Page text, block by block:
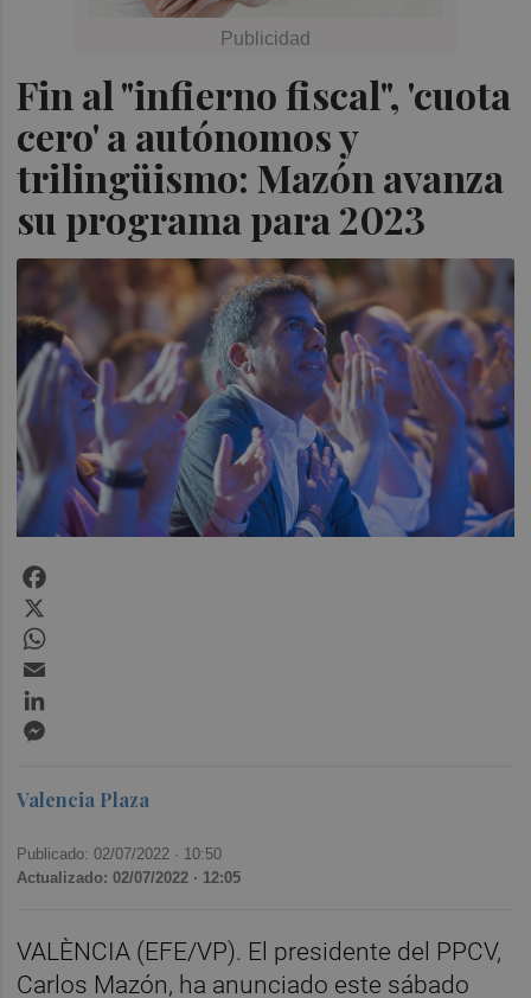
Fin al "infierno fiscal", 'cuota
cero' a autónomos y
trilingüismo: Mazón avanza
su programa para 2023
Valencia Plaza
Publicado: 02/07/2022 · 10:50
Actualizado: 02/07/2022 · 12:05
VALÈNCIA (EFE/VP). El presidente del PPCV,
Carlos Mazón, ha anunciado este sábado